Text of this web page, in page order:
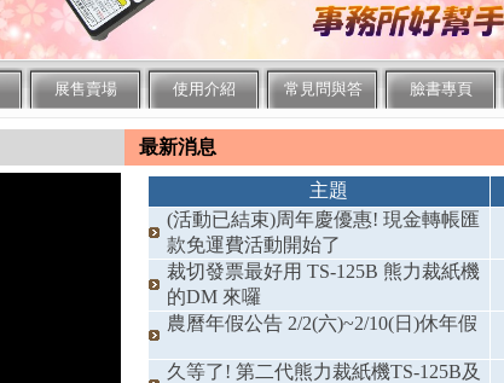
展售賣場 使用介紹 常見問與答 臉書專頁
最新消息
主題
(活動已結束)周年慶優惠! 現金轉帳匯
款免運費活動開始了
裁切發票最好用 TS-125B 熊力裁紙機
的DM 來囉
農曆年假公告 2/2(六)~2/10(日)休年假
久等了! 第二代熊力裁紙機TS-125B及